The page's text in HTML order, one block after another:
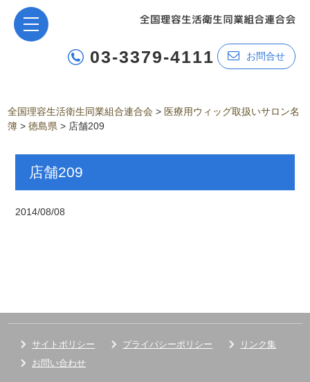
03-3379-4111 お問合せ
全国理容生活衛生同業組合連合会 > 医療用ウィッグ取扱いサロン名
簿 >徳島県 > 店舗209
店舗209
2014/08/08
サイトポリシー プライバシーポリシー
リンク集
お問い合わせ